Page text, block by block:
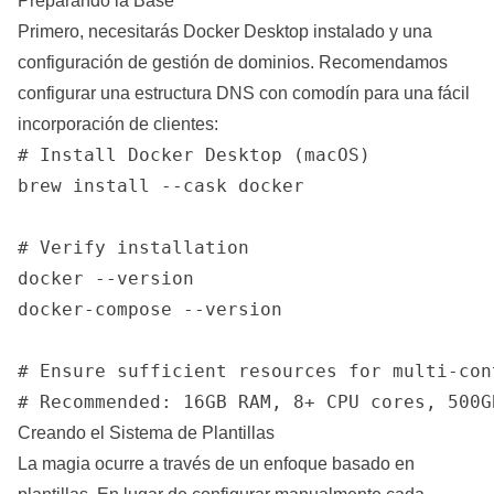
Primero, necesitarás Docker Desktop instalado y una
configuración de gestión de dominios. Recomendamos
configurar una estructura DNS con comodín para una fácil
incorporación de clientes:
# Install Docker Desktop (macOS)
brew install --cask docker
# Verify installation
docker --version
docker-compose --version
# Ensure sufficient resources for multi-
Creando el Sistema de Plantillas
La magia ocurre a través de un enfoque basado en